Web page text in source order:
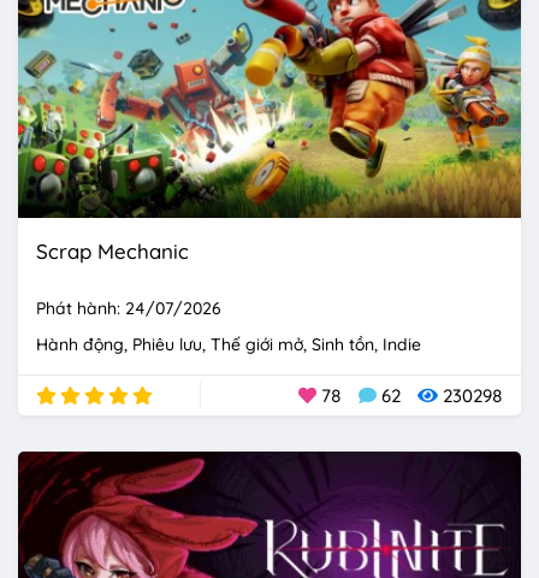
Scrap Mechanic
Phát hành: 24/07/2026
Hành động Phiêu lưu Thế giới mở Sinh tồn Indie
78 62 230298